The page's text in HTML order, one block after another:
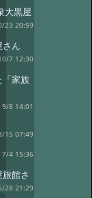
大黒屋
23 20:59
ん
7 12:30
「家族
9/8 14:01
15 07:49
7/4 15:36
館さ
28 21:29